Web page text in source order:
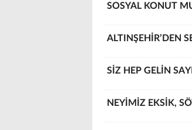
SOSYAL KONUT
ALTINŞEHİR’DEN
SİZ HEP GELİN
NEYİMİZ EKSİK,